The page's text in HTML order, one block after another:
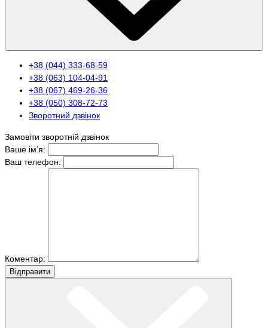
+38 (044) 333-68-59
+38 (063) 104-04-91
+38 (067) 469-26-36
+38 (050) 308-72-73
Зворотний дзвінок
Замовіти зворотній дзвінок
Ваше ім’я:
Ваш телефон:
Коментар:
Вiдправити